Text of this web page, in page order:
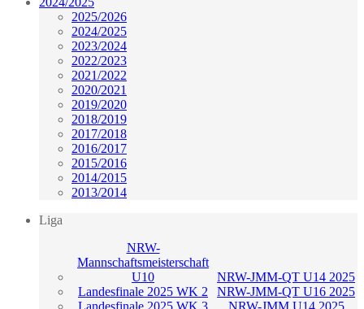
2025/2026
2024/2025
2023/2024
2022/2023
2021/2022
2020/2021
2019/2020
2018/2019
2017/2018
2016/2017
2015/2016
2014/2015
2013/2014
Liga
NRW-
Mannschaftsmeisterschaft
U10
NRW-JMM-QT U14 2025
Landesfinale 2025 WK 2
NRW-JMM-QT U16 2025
Landesfinale 2025 WK 3
NRW-JMM U14 2025